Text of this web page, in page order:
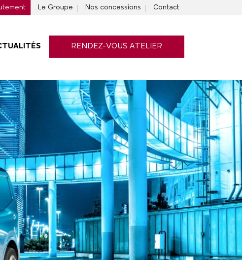
Le Groupe Nos concessions Contact
RENDEZ-VOUS ATELIER